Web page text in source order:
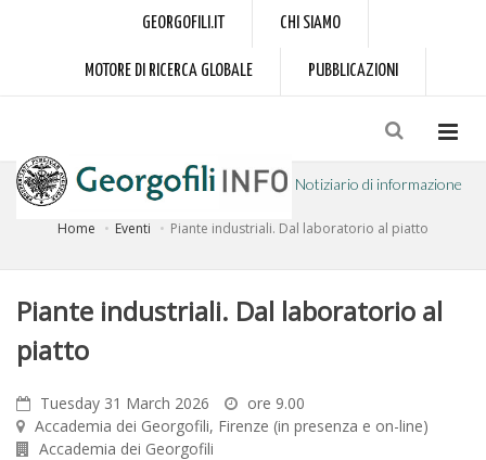
GEORGOFILI.IT CHI SIAMO
MOTORE DI RICERCA GLOBALE PUBBLICAZIONI
Notiziario di informazione
Home Eventi Piante industriali. Dal laboratorio al piatto
Piante industriali. Dal laboratorio al
piatto
Tuesday 31 March 2026
ore 9.00
Accademia dei Georgofili, Firenze (in presenza e on-line)
Accademia dei Georgofili